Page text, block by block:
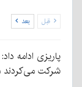
قبل بعد
پاریزی ادامه
شرکت می‌کردند